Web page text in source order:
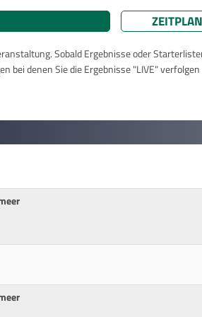
ZEITPLAN
Sobald Ergebnisse oder
bei denen Sie die Ergebnisse "LIVE"